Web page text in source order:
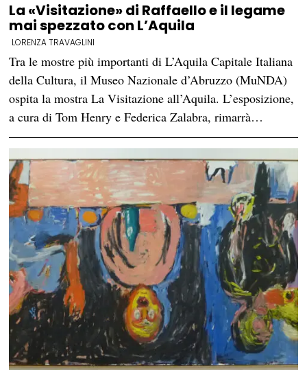
La «Visitazione» di Raffaello e il legame
mai spezzato con L’Aquila
LORENZA TRAVAGLINI
Tra le mostre più importanti di L’Aquila Capitale Italiana
della Cultura, il Museo Nazionale d’Abruzzo (MuNDA)
ospita la mostra La Visitazione all’Aquila. L’esposizione,
a cura di Tom Henry e Federica Zalabra, rimarrà…